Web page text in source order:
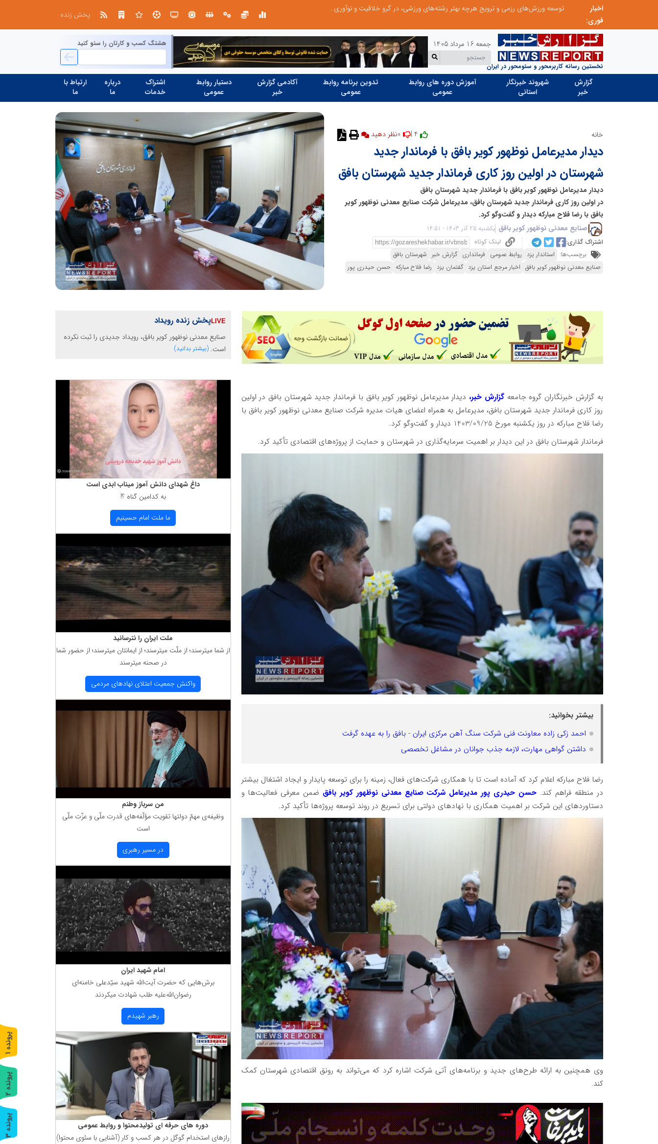
اخبار
فوری:
توسعه ورزش‌های رزمی و ترویج هرچه بهتر رشته‌های ورزشی، در گرو خلاقیت و نوآوری است
پخش زنده
نخستین رسانه کاربرمحور و سئومحور در ایران
جمعه 16 مرداد 1405 هشتگ کسب و کارتان را سئو کنید
گزارش
خبر
شهروند خبرنگار
استانی
آموزش دوره های روابط
عمومی
تدوین برنامه روابط
عمومی
آکادمی گزارش
خبر
دستیار روابط
عمومی
اشتراک
خدمات
درباره
ما
ارتباط با
ما
خانه نظر دهید
دیدار مدیرعامل نوظهور کویر بافق با فرماندار جدید
شهرستان در اولین روز کاری فرماندار جدید شهرستان بافق
دیدار مدیرعامل نوظهور کویر بافق با فرماندار جدید شهرستان بافق
در اولین روز کاری فرماندار جدید شهرستان بافق، مدیرعامل شرکت صنایع معدنی نوظهور کویر
بافق با رضا فلاح مبارکه دیدار و گفت‌وگو کرد.
صنایع معدنی نوظهور کویر بافق یکشنبه 25 آذر 1403 - 14:51
اشتراک گذاری:
لینک کوتاه
برچسب‌ها: استاندار یزد روابط عمومی فرمانداری گزارش خبر شهرستان بافق
صنایع معدنی نوظهور کویر بافق اخبار مرجع استان یزد گفتمان یزد رضا فلاح مبارکه حسن حیدری پور
به گزارش خبرنگاران گروه جامعهگزارش خبر، دیدار مدیرعامل نوظهور کویر بافق با فرماندار جدید شهرستان بافق در اولین
روز کاری فرماندار جدید شهرستان بافق، مدیرعامل به همراه اعضای هیات مدیره شرکت صنایع معدنی نوظهور کویر بافق با
رضا فلاح مبارکه در روز یکشنبه مورخ 1403/09/25 دیدار و گفت‌وگو کرد.
فرماندار شهرستان بافق در این دیدار بر اهمیت سرمایه‌گذاری در شهرستان و حمایت از پروژه‌های اقتصادی تأکید کرد.
بیشتر بخوانید:
احمد زکی زاده معاونت فنی شرکت سنگ آهن مرکزی ایران - بافق را به عهده گرفت
داشتن گواهی مهارت، لازمه‌ جذب جوانان در مشاغل تخصصی
رضا فلاح مبارکه اعلام کرد که آماده است تا با همکاری شرکت‌های فعال، زمینه را برای توسعه پایدار و ایجاد اشتغال بیشتر
در منطقه فراهم کند.حسن حیدری پور مدیرعامل شرکت صنایع معدنی نوظهور کویر بافق ضمن معرفی فعالیت‌ها و
دستاوردهای این شرکت بر اهمیت همکاری با نهادهای دولتی برای تسریع در روند توسعه پروژه‌ها تأکید کرد.
وی همچنین به ارائه طرح‌های جدید و برنامه‌های آتی شرکت اشاره کرد که می‌تواند به رونق اقتصادی شهرستان کمک
کند.
پخش زنده رویداد
صنایع معدنی نوظهور کویر بافق، رویداد جدیدی را ثبت نکرده
است. (بیشتر بدانید)
داغ شهدای دانش آموز میناب ابدی است
به كدامین گناه ؟!
ما ملت امام حسینیم
ملت ایران را نترسانید
از شما میترسند؛ از ملّت میترسند؛ از ایمانتان میترسند؛ از حضور شما
در صحنه میترسند
واكنش جمعیت اعتلای نهادهای مردمی
من سرباز وطنم
وظیفه‌ی مهمّ دولتها تقویت مؤلّفه‌های قدرت ملّی و عزّت ملّی
است
در مسیر رهبری
امام شهید ایران
برش‌هایی كه حضرت آیت‌الله شهید سیّدعلی خامنه‌ای
رضوان‌الله‌علیه طلب شهادت میكردند
رهبر شهیدم
دوره های حرفه ای تولیدمحتوا و روابط عمومی
رازهای استخدام گوگل در هر كسب و كار (آشنایی با سئوی محتوا)
پ
ر
و
ن
د
ه
1
پ
ر
و
ن
د
ه
2
پ
ر
و
ن
د
ه
3